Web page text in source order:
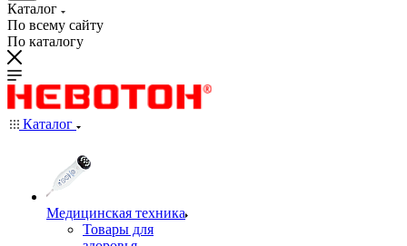
Каталог
По всему сайту
По каталогу
Каталог
Медицинская техника
Товары для